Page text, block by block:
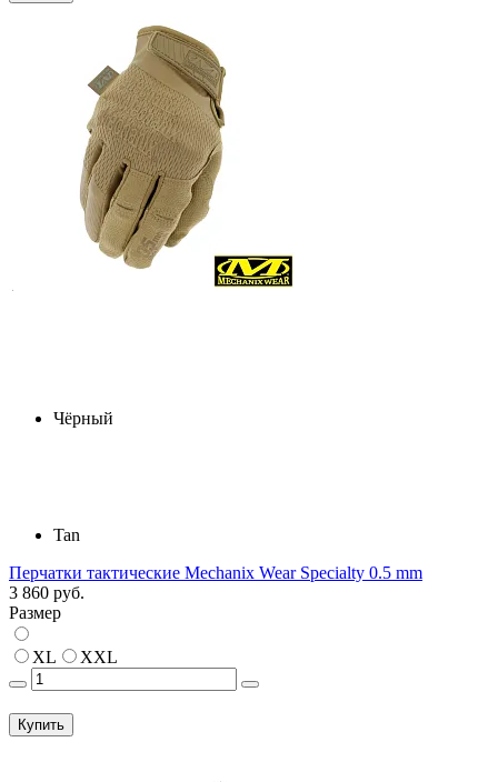
Чёрный
Tan
Перчатки тактические Mechanix Wear Specialty 0.5 mm
3 860 руб.
Размер
XL XXL
Купить